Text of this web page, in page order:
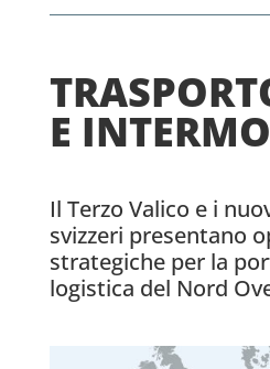
E
Il Terzo Valico e i
svizzeri presentano
strategiche per la
logistica del Nord